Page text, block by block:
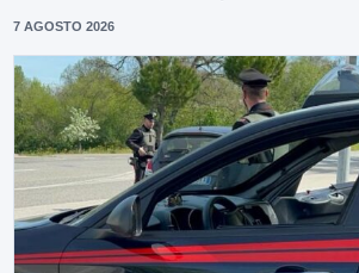
7 AGOSTO 2026